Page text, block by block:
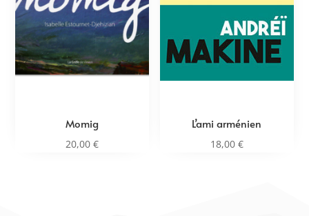
Momig
20,00€
L’ami arménien
18,00 €